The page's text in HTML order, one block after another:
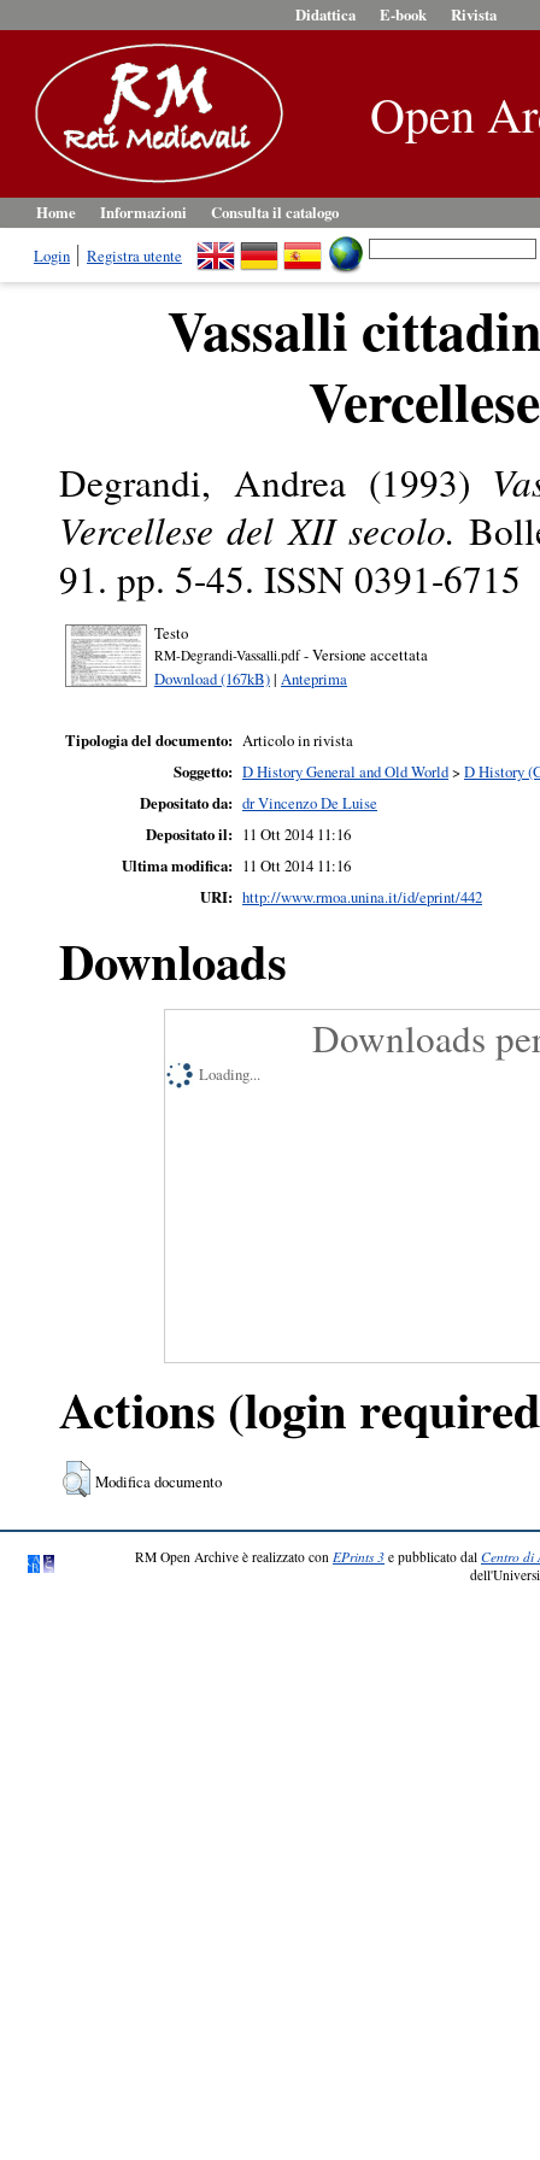
Didattica E-book Rivista
Open
Home Informazioni
Consulta il catalogo
Login
Registra utente
Vassalli
Degrandi, Andrea(1993)
Vercellese del XII secolo.
91. pp. 5-45. ISSN 0391-6715
Testo
RM-Degrandi-Vassalli.pdf- Versione accettata
Download (167kB)| Anteprima
Tipologia del documento: Articolo in rivista
Soggetto: D History General and Old World> D History
Depositato da: dr Vincenzo De Luise
Depositato il: 11 Ott 2014 11:16
Ultima modifica: 11 Ott 2014 11:16
URI: http://www.rmoa.unina.it/id/eprint/442
Downloads
Downloads
Loading...
Actions (login
Modifica documento
RM Open Archive è realizzato con EPrints 3 e pubblicato dal Centro di